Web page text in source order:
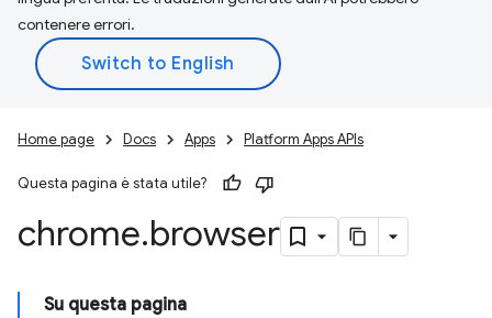
contenere errori.
Home page Docs Apps Platform Apps APIs
Questa pagina è stata utile?
chrome.browser
Su questa pagina